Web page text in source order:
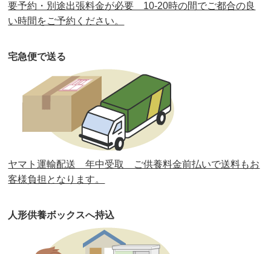
第35回人形供養祭令和2年2月13日(木)
第33回人形供養祭
第32回人形供養祭 令和元年6月12日(水)
第31回人形供養祭 平成31年3月13日(水)
第30回人形供養祭平成30年11月28日(水)
第29回人形供養祭平成30年5月23日(水)
第27回人形供養祭平成29年6月14日(水)
第26回人形供養祭平成28年12月15日(木)
要予約・別途出張料金が必要 10-20時の間でご都合の良
い時間をご予約ください。
宅急便で送る
ヤマト運輸配送 年中受取 ご供養料金前払いで送料もお
客様負担となります。
人形供養ボックスへ持込